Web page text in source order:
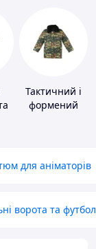
Тактичний і
формений
для аніматорів
ворота та